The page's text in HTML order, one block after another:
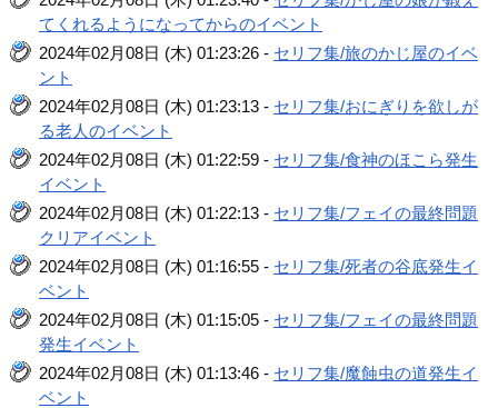
てくれるようになってからのイベント
2024年02月08日 (木) 01:23:26 - セリフ集/旅のかじ屋のイベ
ント
2024年02月08日 (木) 01:23:13 - セリフ集/おにぎりを欲しが
る老人のイベント
2024年02月08日 (木) 01:22:59 - セリフ集/食神のほこら発生
イベント
2024年02月08日 (木) 01:22:13 - セリフ集/フェイの最終問題
クリアイベント
2024年02月08日 (木) 01:16:55 - セリフ集/死者の谷底発生イ
ベント
2024年02月08日 (木) 01:15:05 - セリフ集/フェイの最終問題
発生イベント
2024年02月08日 (木) 01:13:46 - セリフ集/魔蝕虫の道発生イ
ベント